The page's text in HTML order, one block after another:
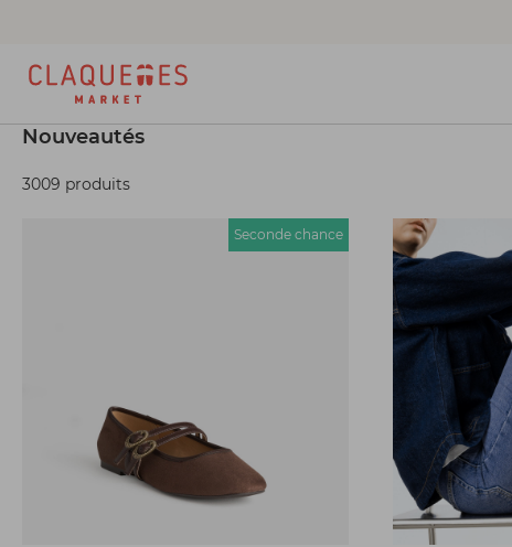
Nouveautés
3009 produits
Seconde chance